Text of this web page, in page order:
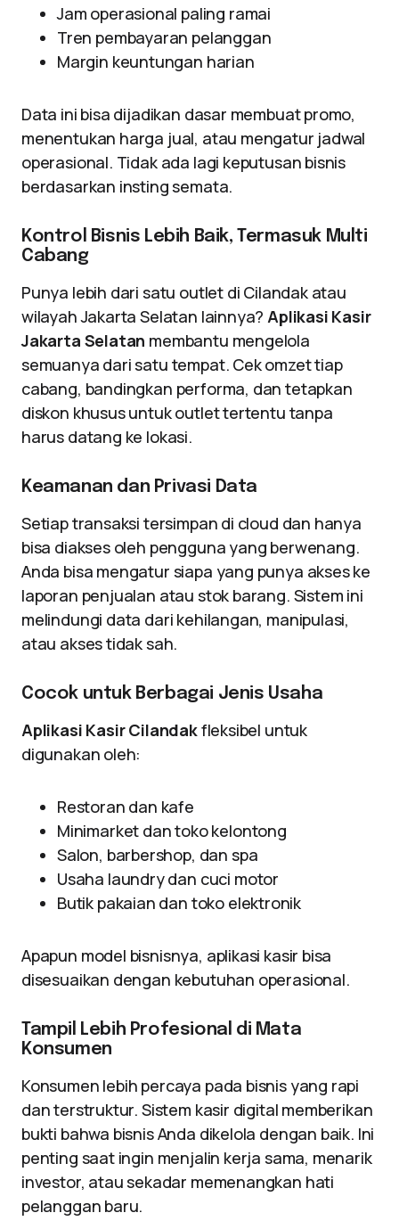
Jam operasional paling ramai
Tren pembayaran pelanggan
Margin keuntungan harian
Data ini bisa dijadikan dasar membuat promo,
menentukan harga jual, atau mengatur jadwal
operasional. Tidak ada lagi keputusan bisnis
berdasarkan insting semata.
Kontrol Bisnis Lebih Baik, Termasuk Multi
Cabang
Punya lebih dari satu outlet di Cilandak atau
wilayah Jakarta Selatan lainnya?Aplikasi Kasir
Jakarta Selatan membantu mengelola
semuanya dari satu tempat. Cek omzet tiap
cabang, bandingkan performa, dan tetapkan
diskon khusus untuk outlet tertentu tanpa
harus datang ke lokasi.
Keamanan dan Privasi Data
Setiap transaksi tersimpan di cloud dan hanya
bisa diakses oleh pengguna yang berwenang.
Anda bisa mengatur siapa yang punya akses ke
laporan penjualan atau stok barang. Sistem ini
melindungi data dari kehilangan, manipulasi,
atau akses tidak sah.
Cocok untuk Berbagai Jenis Usaha
Aplikasi Kasir Cilandakfleksibel untuk
digunakan oleh:
Restoran dan kafe
Minimarket dan toko kelontong
Salon, barbershop, dan spa
Usaha laundry dan cuci motor
Butik pakaian dan toko elektronik
Apapun model bisnisnya, aplikasi kasir bisa
disesuaikan dengan kebutuhan operasional.
Tampil Lebih Profesional di Mata
Konsumen
Konsumen lebih percaya pada bisnis yang rapi
dan terstruktur. Sistem kasir digital memberikan
bukti bahwa bisnis Anda dikelola dengan baik. Ini
penting saat ingin menjalin kerja sama, menarik
investor, atau sekadar memenangkan hati
pelanggan baru.